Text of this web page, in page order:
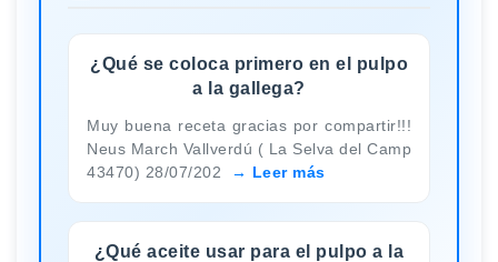
¿Qué se coloca primero en el pulpo
a la gallega?
Muy buena receta gracias por compartir!!!
Neus March Vallverdú ( La Selva del Camp
43470) 28/07/202
Leer más
¿Qué aceite usar para el pulpo a la